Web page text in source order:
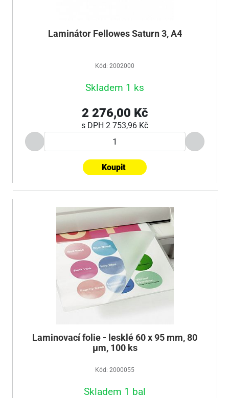
Laminátor Fellowes Saturn 3, A4
Kód: 2002000
Skladem 1 ks
2 276,00 Kč
s DPH 2 753,96 Kč
Koupit
Laminovací folie - lesklé 60 x 95 mm, 80
µm, 100 ks
Kód: 2000055
Skladem 1 bal